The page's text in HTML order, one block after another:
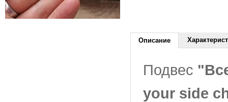
Описание
Подвес
your side